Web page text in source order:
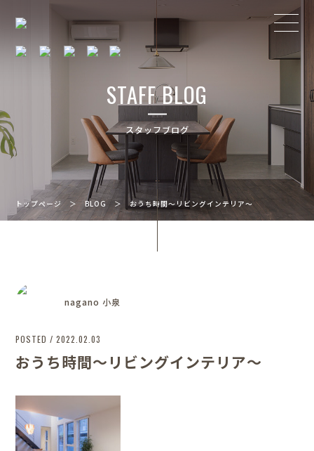
STAFF BLOG
スタッフブログ
トップページ ＞BLOG ＞おうち時間～リビングインテリア～
nagano 小泉
POSTED / 2022.02.03
おうち時間～リビングインテリア～